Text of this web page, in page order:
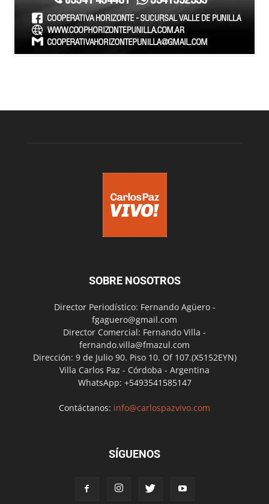
SOBRE NOSOTROS
Director Periodístico: Fernando Agüero -
fgaguero@gmail.com
Director Comercial: Fernando Villa -
fernando.villa@fmazul.com
Dirección: 9 de Julio 90. Piso 10. Of 107.(X5152EYN)
Villa Carlos Paz - Córdoba - Argentina
WhatsApp: +5493541585147
Contáctanos: info@carlospazvivo.com
SÍGUENOS